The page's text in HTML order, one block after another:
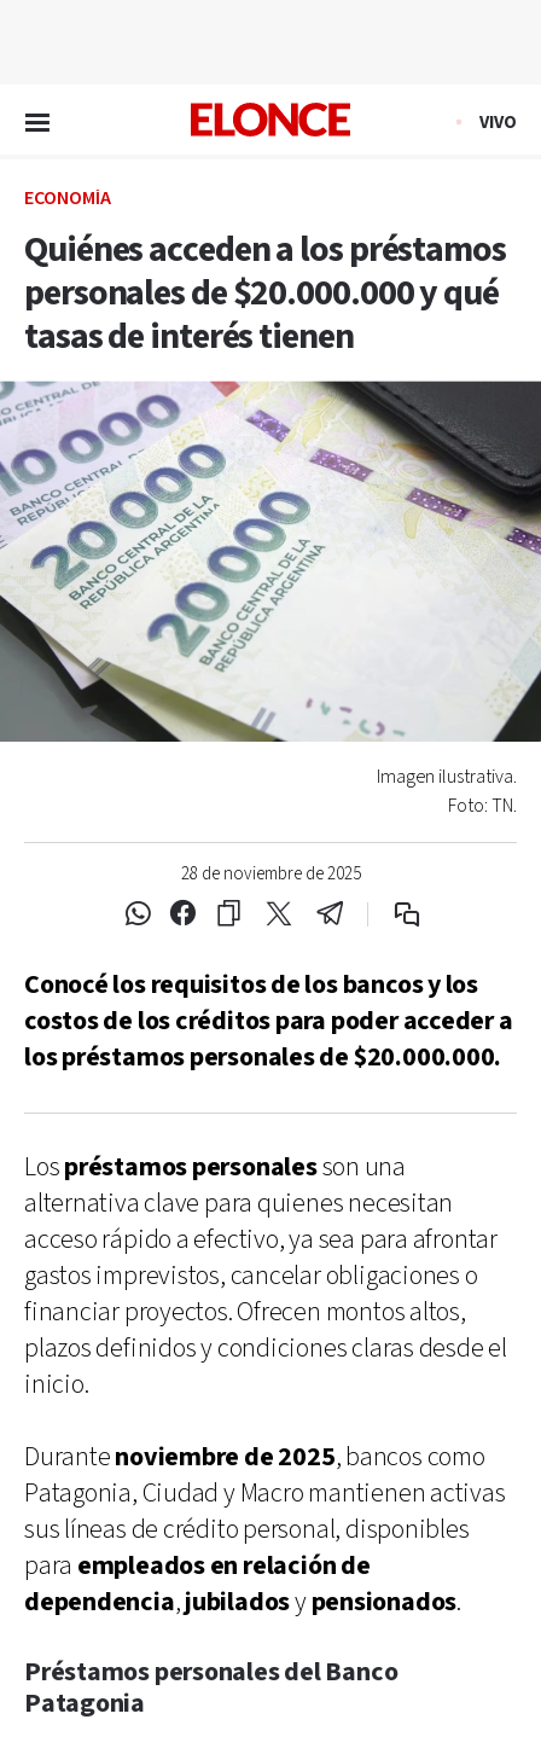
VIVO
ECONOMÍA
Quiénes acceden a los préstamos
personales de $20.000.000 y qué
tasas de interés tienen
28 de noviembre de 2025
Imagen ilustrativa.
Foto: TN.
Conocé los requisitos de los bancos y los
costos de los créditos para poder acceder a
los préstamos personales de $20.000.000.
Lospréstamos personalesson una
alternativa clave para quienes necesitan
acceso rápido a efectivo, ya sea para afrontar
gastos imprevistos, cancelar obligaciones o
financiar proyectos. Ofrecen montos altos,
plazos definidos y condiciones claras desde el
inicio.
Durantenoviembre de 2025, bancos como
Patagonia, Ciudad y Macro mantienen activas
sus líneas de crédito personal, disponibles
para empleados en relación de
dependencia,jubiladosypensionados.
Préstamos personales del Banco
Patagonia